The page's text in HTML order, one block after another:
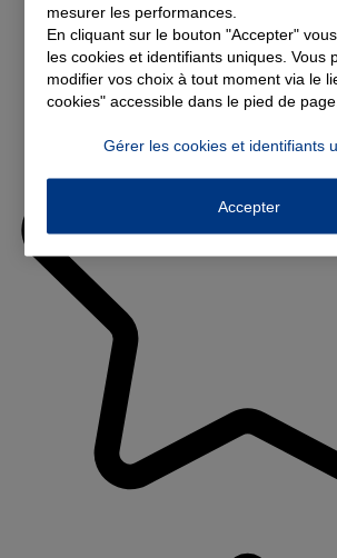
mesurer les performances.
En cliquant sur le bouton "Accepter"
les cookies et identifiants uniques. Vous
modifier vos choix à tout moment via le
cookies" accessible dans le pied de page.
Gérer les cookies et identifiants
Accepter